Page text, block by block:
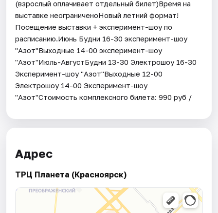
(взрослый оплачивает отдельный билет)Время на
выставке неограниченоНовый летний формат!
Посещение выставки + эксперимент-шоу по
расписанию.Июнь Будни 16-30 эксперимент-шоу
"Азот"Выходные 14-00 эксперимент-шоу
"Азот"Июль-АвгустБудни 13-30 Электрошоу 16-30
Эксперимент-шоу "Азот"Выходные 12-00
Электрошоу 14-00 Эксперимент-шоу
"Азот"Стоимость комплексного билета: 990 руб /
Адрес
ТРЦ Планета (Красноярск)